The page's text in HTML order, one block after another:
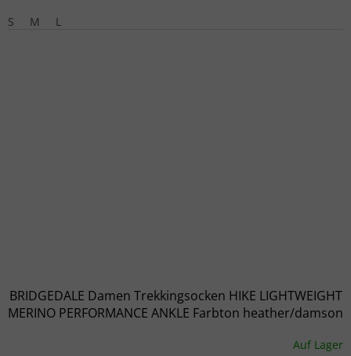
S
M L
BRIDGEDALE Damen Trekkingsocken HIKE LIGHTWEIGHT
MERINO PERFORMANCE ANKLE Farbton heather/damson
Auf Lager